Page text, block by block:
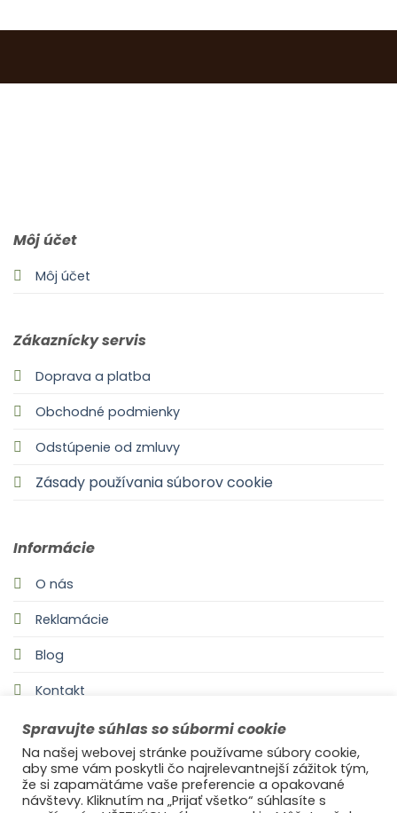
Môj účet
Môj účet
Zákaznícky servis
Doprava a platba
Obchodné podmienky
Odstúpenie od zmluvy
Zásady používania súborov cookie
Informácie
O nás
Reklamácie
Blog
Kontakt
Spravujte súhlas so súbormi cookie
Na našej webovej stránke používame súbory cookie,
aby sme vám poskytli čo najrelevantnejší zážitok tým,
že si zapamätáme vaše preferencie a opakované
návštevy. Kliknutím na „Prijať všetko“ súhlasíte s